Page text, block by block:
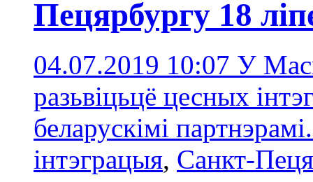
Пецярбургу 18
04.07.2019 10:07 У
разьвіцьцё цесных
беларускімі
інтэграцыя, Санкт-